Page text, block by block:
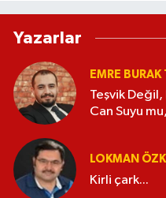
Yazarlar
EMRE BURAK
Teşvik
Can Suyu
LOKMAN
Kirli çark...